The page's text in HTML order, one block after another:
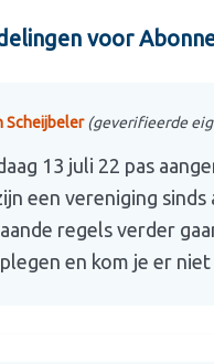
voor
Scheijbeler(geverifieerde
13 juli 22 pas
een vereniging
regels verder
en kom je er